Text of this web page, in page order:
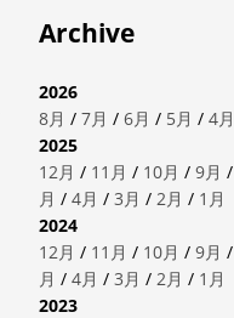
Archive
2026
8月 / 7月 / 6月 / 5月 / 4月
2025
12月 / 11月 / 10月 / 9月 /
月 / 4月 / 3月 / 2月 / 1月
2024
12月 / 11月 / 10月 / 9月 /
月 / 4月 / 3月 / 2月 / 1月
2023